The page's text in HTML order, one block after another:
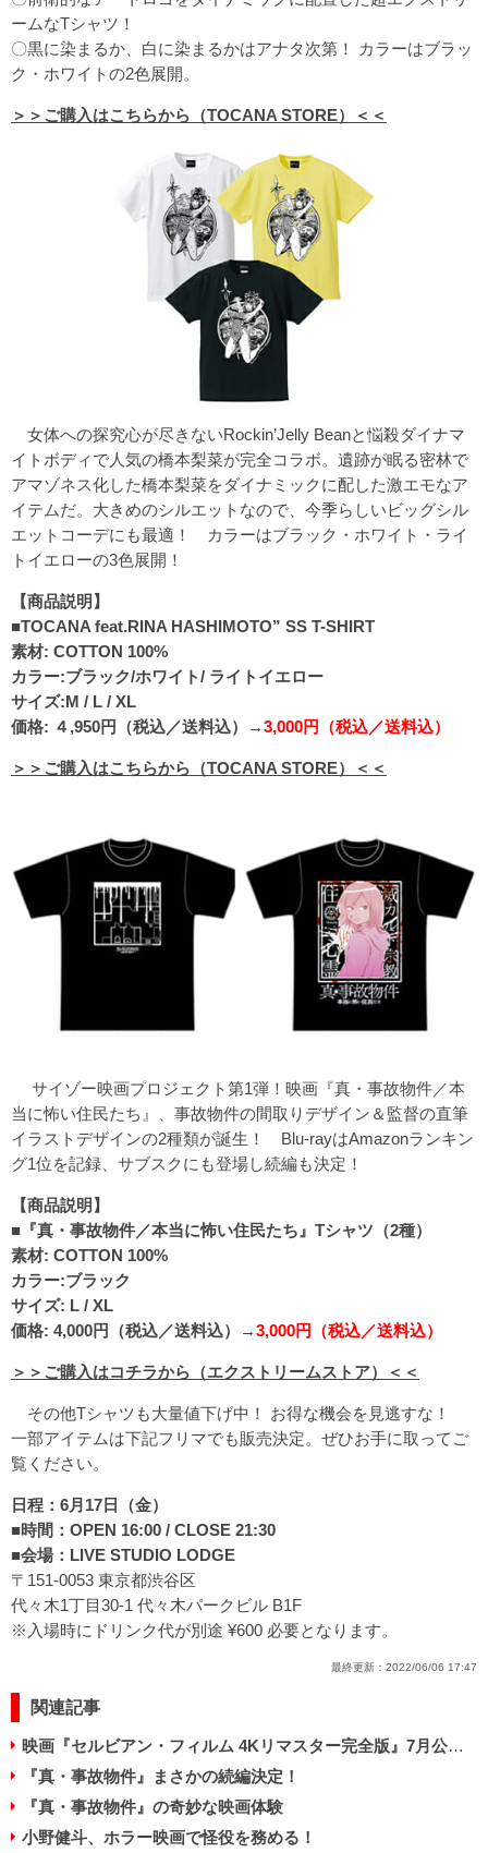
ームなTシャツ！
〇黒に染まるか、白に染まるかはアナタ次第！ カラーはブラッ
ク・ホワイトの2色展開。
＞＞ご購入はこちらから（TOCANA STORE）＜＜
女体への探究心が尽きないRockin’Jelly Beanと悩殺ダイナマ
イトボディで人気の橋本梨菜が完全コラボ。遺跡が眠る密林で
アマゾネス化した橋本梨菜をダイナミックに配した激エモなア
イテムだ。大きめのシルエットなので、今季らしいビッグシル
エットコーデにも最適！ カラーはブラック・ホワイト・ライ
トイエローの3色展開！
【商品説明】
■TOCANA feat.RINA HASHIMOTO” SS T-SHIRT
素材: COTTON 100%
カラー:ブラック/ホワイト/ ライトイエロー
サイズ:M / L / XL
価格: ４,950円（税込／送料込）→3,000円（税込／送料込）
＞＞ご購入はこちらから（TOCANA STORE）＜＜
サイゾー映画プロジェクト第1弾！映画『真・事故物件／本
当に怖い住民たち』、事故物件の間取りデザイン＆監督の直筆
イラストデザインの2種類が誕生！ Blu-rayはAmazonランキン
グ1位を記録、サブスクにも登場し続編も決定！
【商品説明】
■『真・事故物件／本当に怖い住民たち』Tシャツ（2種）
素材: COTTON 100%
カラー:ブラック
サイズ: L / XL
価格: 4,000円（税込／送料込）→3,000円（税込／送料込）
＞＞ご購入はコチラから（エクストリームストア）＜＜
その他Tシャツも大量値下げ中！ お得な機会を見逃すな！
一部アイテムは下記フリマでも販売決定。ぜひお手に取ってご
覧ください。
日程：6月17日（金）
■時間：OPEN 16:00 / CLOSE 21:30
■会場：LIVE STUDIO LODGE
〒151-0053 東京都渋谷区
代々木1丁目30-1 代々木パークビル B1F
※入場時にドリンク代が別途 ¥600 必要となります。
最終更新： 2022/06/06 17:47
関連記事
映画『セルビアン・フィルム 4Kリマスター完全版』7月公開決定！
『真・事故物件』まさかの続編決定！
『真・事故物件』の奇妙な映画体験
小野健斗、ホラー映画で怪役を務める！